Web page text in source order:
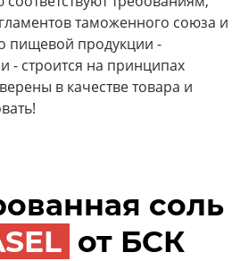
таможенного союза и
пищевой продукции -
- строится на принципах
в качестве товара и
соль
от БСК